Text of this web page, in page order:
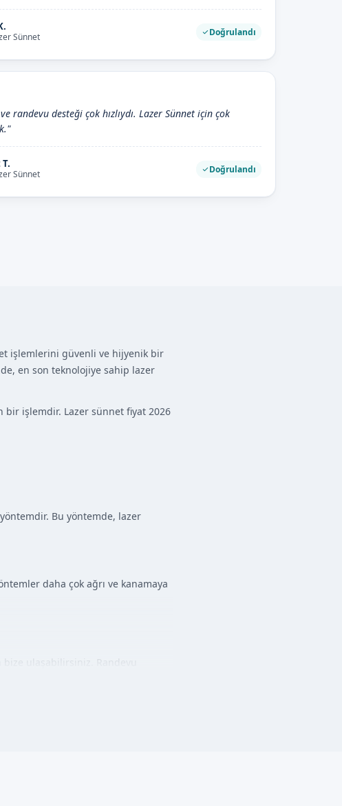
Sünnet Doğrulandı
randevu desteği çok hızlıydı. Lazer Sünnet için çok
Sünnet Doğrulandı
işlemlerini güvenli ve hijyenik bir
en son teknolojiye sahip lazer
bir işlemdir. Lazer sünnet fiyat 2026
Bu yöntemde, lazer
daha çok ağrı ve kanamaya
ulaşabilirsiniz. Randevu
gerçekleştirilir. İşlem